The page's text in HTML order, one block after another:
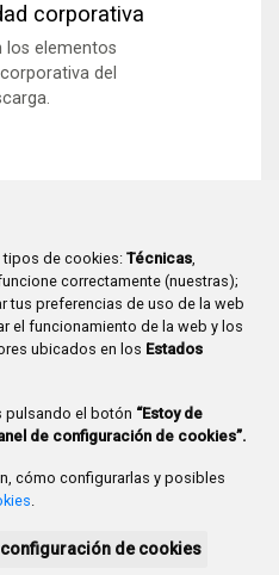
tipos de cookies: Técnicas,
correctamente (nuestras);
tus preferencias de uso de la web
el funcionamiento de la web y los
ubicados en los Estados
pulsando el botón “Estoy de
de configuración de cookies”.
cómo configurarlas y posibles
.
configuración de cookies
corporativa
los elementos
del
- 09071BURGOS
CIF:P-0906100-C
Y SUGERENCIAS
WEB
AVISO LEGAL
BURGOS